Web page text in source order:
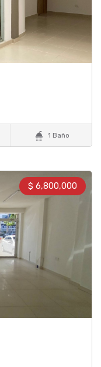
 1 Baño
$ 6,800,000